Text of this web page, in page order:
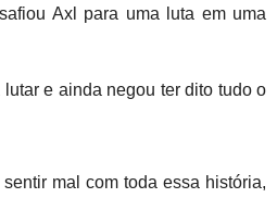
Axl para uma luta em uma
e ainda negou ter dito tudo o
mal com toda essa história,